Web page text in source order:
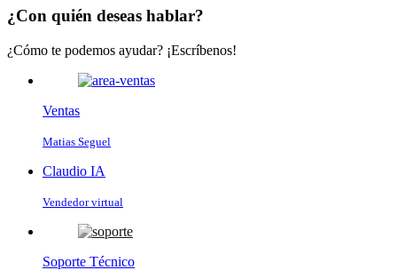
¿Con quién deseas hablar?
¿Cómo te podemos ayudar? ¡Escríbenos!
Ventas
Matias Seguel
Claudio IA
Vendedor virtual
Soporte Técnico